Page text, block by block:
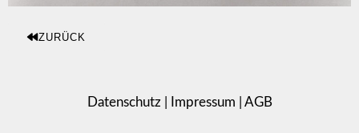
ZURÜCK
Datenschutz| Impressum AGB